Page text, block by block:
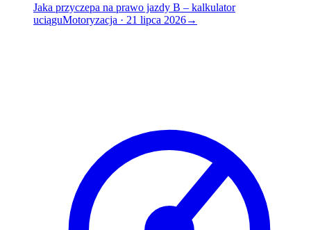
Jaka przyczepa na prawo jazdy B – kalkulator
uciąguMotoryzacja · 21 lipca 2026→